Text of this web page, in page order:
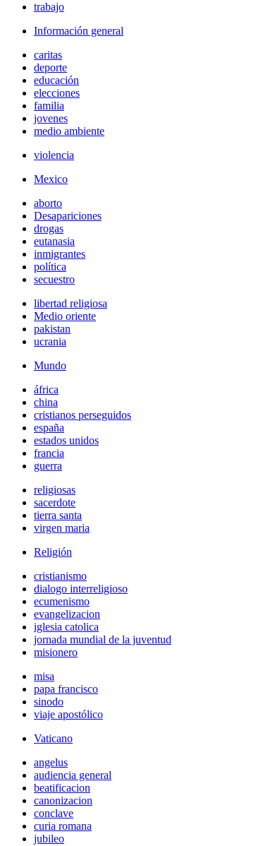
trabajo
Información general
caritas
deporte
educación
elecciones
familia
jovenes
medio ambiente
violencia
Mexico
aborto
Desapariciones
drogas
eutanasia
inmigrantes
política
secuestro
libertad religiosa
Medio oriente
pakistan
ucrania
Mundo
áfrica
china
cristianos perseguidos
españa
estados unidos
francia
guerra
religiosas
sacerdote
tierra santa
virgen maria
Religión
cristianismo
dialogo interreligioso
ecumenismo
evangelizacion
iglesia catolica
jornada mundial de la juventud
misionero
misa
papa francisco
sinodo
viaje apostólico
Vaticano
angelus
audiencia general
beatificacion
canonizacion
conclave
curia romana
jubileo